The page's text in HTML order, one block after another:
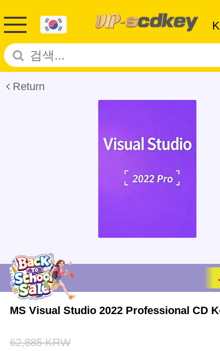
Return
MS Visual Studio 2022 Professional CD
62,885 KRW